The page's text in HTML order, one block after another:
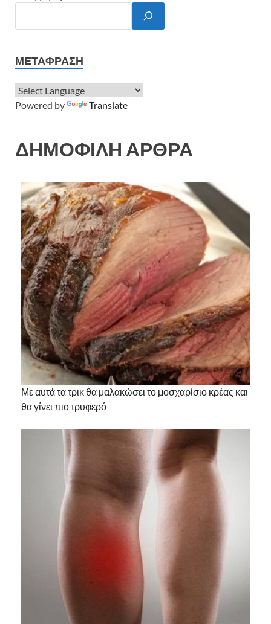
ΜΕΤΆΦΡΑΣΗ
Powered by Translate
ΔΗΜΟΦΙΛΗ ΑΡΘΡΑ
Με αυτά τα τρικ θα μαλακώσει το μοσχαρίσιο κρέας και
θα γίνει πιο τρυφερό